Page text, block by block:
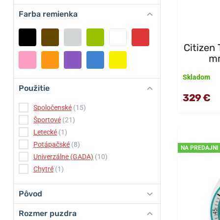
Farba remienka
Použitie
Spoločenské (15)
Športové (21)
Letecké (1)
Potápačské (8)
Univerzálne (GADA) (10)
Chytré (1)
Pôvod
Rozmer puzdra
Citizen
Skladom
329 €
NA PREDAJNI